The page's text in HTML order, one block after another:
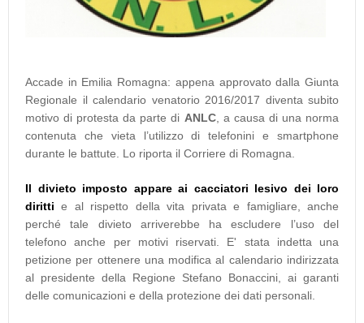
Accade in Emilia Romagna: appena approvato dalla Giunta
Regionale il calendario venatorio 2016/2017 diventa subito
motivo di protesta da parte di ANLC, a causa di una norma
contenuta che vieta l’utilizzo di telefonini e smartphone
durante le battute. Lo riporta il Corriere di Romagna.
Il divieto imposto appare ai cacciatori lesivo dei loro
diritti e al rispetto della vita privata e famigliare, anche
perché tale divieto arriverebbe ha escludere l’uso del
telefono anche per motivi riservati. E' stata indetta una
petizione per ottenere una modifica al calendario indirizzata
al presidente della Regione Stefano Bonaccini, ai garanti
delle comunicazioni e della protezione dei dati personali.